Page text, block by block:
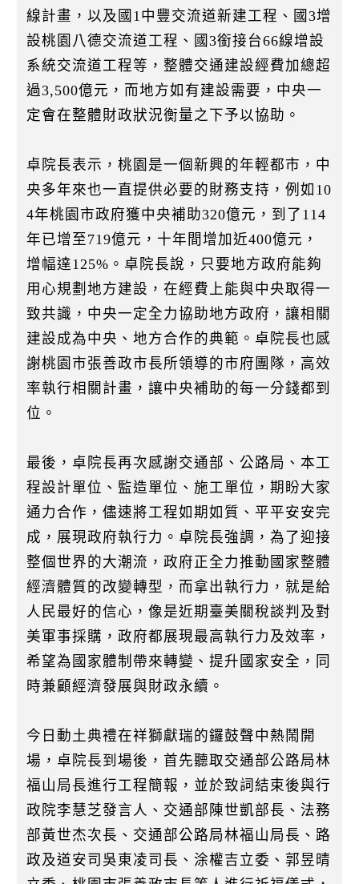
線計畫，以及國1中豐交流道新建工程、國3增
設桃園八德交流道工程、國3銜接台66線增設
系統交流道工程等，整體交通建設經費加總超
過3,500億元，而地方如有建設需要，中央一
定會在整體財政狀況衡量之下予以協助。
卓院長表示，桃園是一個新興的年輕都市，中
央多年來也一直提供必要的財務支持，例如10
4年桃園市政府獲中央補助320億元，到了114
年已增至719億元，十年間增加近400億元，
增幅達125%。卓院長說，只要地方政府能夠
用心規劃地方建設，在經費上能與中央取得一
致共識，中央一定全力協助地方政府，讓相關
建設成為中央、地方合作的典範。卓院長也感
謝桃園市張善政市長所領導的市府團隊，高效
率執行相關計畫，讓中央補助的每一分錢都到
位。
最後，卓院長再次感謝交通部、公路局、本工
程設計單位、監造單位、施工單位，期盼大家
通力合作，儘速將工程如期如質、平平安安完
成，展現政府執行力。卓院長強調，為了迎接
整個世界的大潮流，政府正全力推動國家整體
經濟體質的改變轉型，而拿出執行力，就是給
人民最好的信心，像是近期臺美關稅談判及對
美軍事採購，政府都展現最高執行力及效率，
希望為國家體制帶來轉變、提升國家安全，同
時兼顧經濟發展與財政永續。
今日動土典禮在祥獅獻瑞的鑼鼓聲中熱鬧開
場，卓院長到場後，首先聽取交通部公路局林
福山局長進行工程簡報，並於致詞結束後與行
政院李慧芝發言人、交通部陳世凱部長、法務
部黃世杰次長、交通部公路局林福山局長、路
政及道安司吳東凌司長、涂權吉立委、郭昱晴